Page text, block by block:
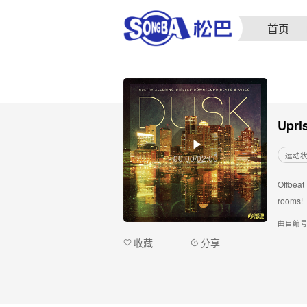
首页
运动
rooms!
曲目编
00:00/02:00
收藏 分享